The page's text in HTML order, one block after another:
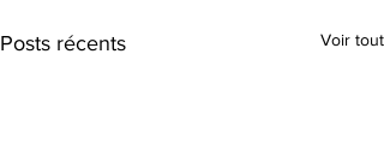
Posts récents Voir tout